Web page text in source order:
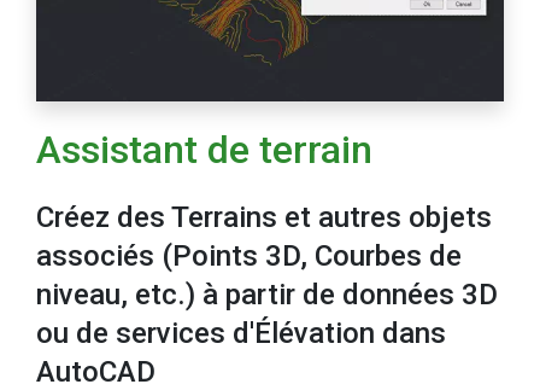
Assistant de terrain
Créez des Terrains et autres objets
associés (Points 3D, Courbes de
niveau, etc.) à partir de données 3D
ou de services d'Élévation dans
AutoCAD